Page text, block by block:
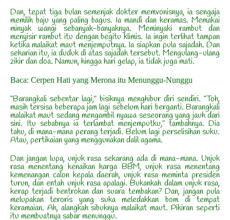
Dan, tepat tiga bulan semenjak dokter memvonisnya, ia sengaja
memilih baju yang paling bagus. Ia mandi dan keramas. Memakai
minyak wangi sebanyak-banyaknya. Meminyaki rambut dan
menyisir rambut itu dengan begitu klimis. Ia ingin terlihat tampan
ketika malaikat maut menjemputnya. Ia siapkan pula sajadah. Dan
seharian itu, ia duduk di atas sajadah tersebut. Mengulang-ulang
zikir dan doa. Namun, hingga hari gelap, ia tidak juga mati.
Baca: Cerpen Hati yang Merona itu Menunggu-Nunggu
“Barangkali sebentar lagi,” bisiknya menghibur diri sendiri. “Toh,
masih tersisa beberapa jam lagi sebelum hari berganti. Barangkali
malaikat maut sedang mengambil nyawa seseorang yang jauh dari
sini. Itu sebabnya ia terlambat menjemputku,” tambahnya. Dia
tahu, di mana-mana perang terjadi. Belum lagi perselisihan suku.
Atau, pertikaian yang menggunakan dalil agama.
Dan jangan lupa, unjuk rasa sekarang ada di mana-mana. Unjuk
rasa menentang kenaikan harga BBM, unjuk rasa menentang
kemenangan calon kepala daerah, unjuk rasa meminta presiden
turun, dan entah unjuk rasa apalagi. Bukankah dalam unjuk rasa,
kerap terjadi bentrokan dan suara tembakan? Dan, jangan pula
melupakan teroris yang suka meledakkan bom di tempat
keramaian. Ah, alangkah sibuknya malaikat maut. Pikiran seperti
itu membuatnya sabar menunggu.